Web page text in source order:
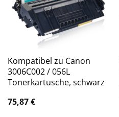
Kompatibel zu Canon
3006C002 / 056L
Tonerkartusche, schwarz
75,87€